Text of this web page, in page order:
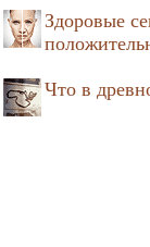
Здоровые
Что в